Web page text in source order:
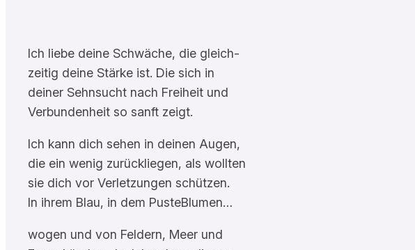
Ich liebe deine Schwäche, die gleich-
zeitig deine Stärke ist. Die sich in
deiner Sehnsucht nach Freiheit und
Verbundenheit so sanft zeigt.
Ich kann dich sehen in deinen Augen,
die ein wenig zurückliegen, als wollten
sie dich vor Verletzungen schützen.
In ihrem Blau, in dem PusteBlumen…
wogen und von Feldern, Meer und